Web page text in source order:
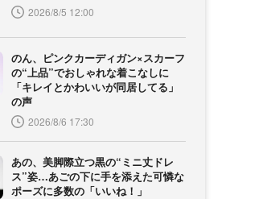
2026/8/5 12:00
のん、ピンクカーディガン×スカーフ
の“上品”でおしゃれな着こなしに
「キレイとかわいいが同居してる」
の声
2026/8/6 17:30
あの、美脚際立つ黒の“ミニ丈ドレ
ス”姿…あごの下に手を添えた可憐な
ポーズに多数の「いいね！」